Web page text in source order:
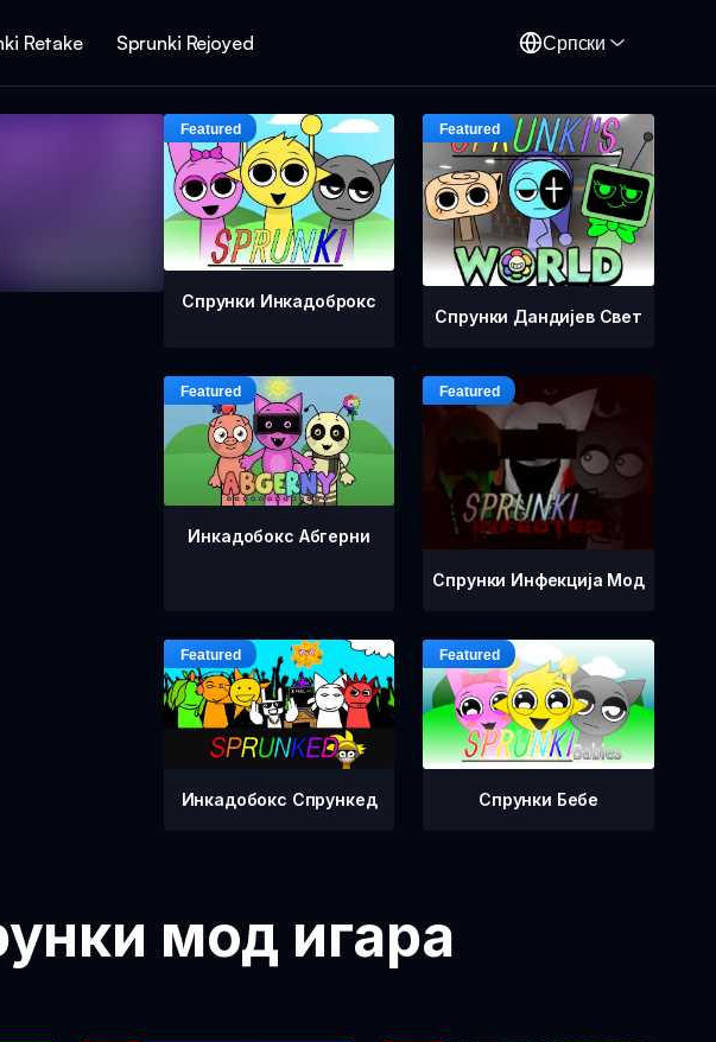
Retake Sprunki Rejoyed Српски
Спрунки Инкадоброкс
Спрунки Дандијев Свет
Инкадобокс Абгерни
Спрунки Инфекција Мод
Инкадобокс Спрункед Спрунки Бебе
мод игара